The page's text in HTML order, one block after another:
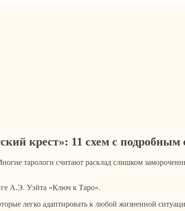
крест»: 11 схем с
тарологи считают расклад слишком
А.Э. Уэйта «Ключ к Таро».
легко адаптировать к любой жизненной